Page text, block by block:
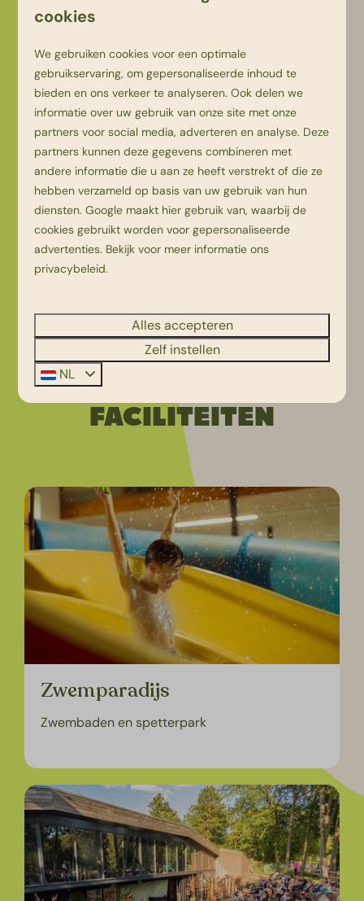
Youpi! Lodge
Sfeervolle en comfortabele 6-
persoons accommodatie!
UITGELICHTE
FACILITEITEN
Zwemparadijs
Zwembaden en spetterpark
cookies
We gebruiken cookies voor een optimale
gebruikservaring, om gepersonaliseerde inhoud te
bieden en ons verkeer te analyseren. Ook delen we
informatie over uw gebruik van onze site met onze
partners voor social media, adverteren en analyse. Deze
partners kunnen deze gegevens combineren met
andere informatie die u aan ze heeft verstrekt of die ze
hebben verzameld op basis van uw gebruik van hun
diensten.Google maakt hier gebruik van, waarbij de
cookies gebruikt worden voor gepersonaliseerde
advertenties. Bekijk voor meer informatie ons
privacybeleid.
Alles accepteren
Zelf instellen
NL